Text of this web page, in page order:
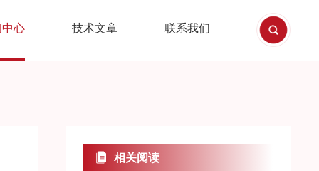
心 技术文章 联系我们
相关阅读